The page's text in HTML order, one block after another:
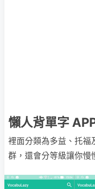
懶人背單字
裡面分類為多益、托福
群，還會分等級讓你慢